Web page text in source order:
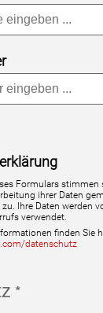
Formulars stimmen
ihrer Daten
Ihre Daten werden
verwendet.
finden Sie
datenschutz